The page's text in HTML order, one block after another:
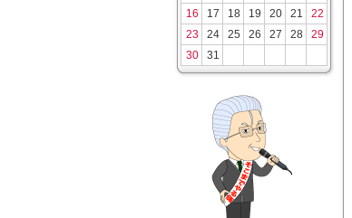
16
17 18 19 20 21
22
23
24 25 26 27 28
29
30
31